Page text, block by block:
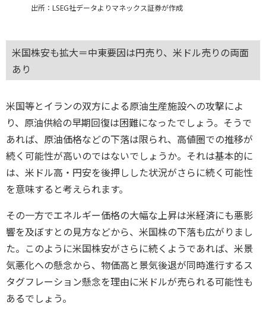
出所：LSEG社データよりマネックス証券が作成
米国株安も拡大＝中東要因は円売り、米ドル売りの両面
あり
米国等とイランの双方による原油生産施設への攻撃によ
り、原油供給の早期回復は困難になったでしょう。そうで
あれば、原油価格などの下落は限られ、高値圏での推移が
続く可能性が高いのではないでしょうか。それは基本的に
は、米ドル高・円安を後押しした状況がさらに続く可能性
を意味すると考えられます。
その一方でエネルギー価格の大幅な上昇は米経済にも悪影
響を及ぼすとの見方などから、米国株の下落も広がりまし
た。このように米国株安がさらに続くようであれば、米景
気悪化への懸念から、物価高と景気後退が同時進行するス
タグフレーション懸念を理由に米ドルが売られる可能性も
あるでしょう。